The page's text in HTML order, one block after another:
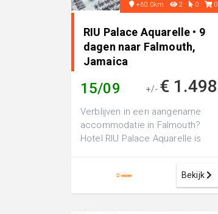
+60.0km 2 0 0
RIU Palace Aquarelle • 9
dagen naar Falmouth,
Jamaica
15/09 +/- € 1.498
Verblijven in een aangename
accommodatie in Falmouth?
Hotel RIU Palace Aquarelle is
Bekijk